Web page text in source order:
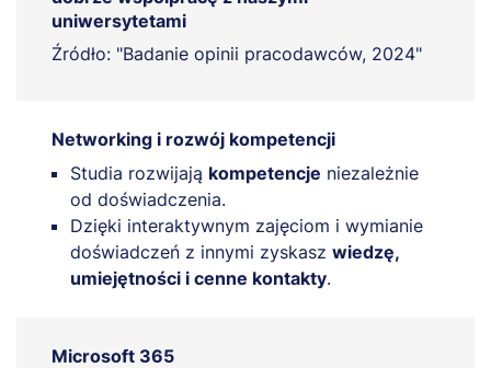
uniwersytetami
Źródło: "Badanie opinii pracodawców, 2024"
Networking i rozwój kompetencji
Studia rozwijają kompetencje niezależnie
od doświadczenia.
Dzięki interaktywnym zajęciom i wymianie
doświadczeń z innymi zyskasz wiedzę,
umiejętności i cenne kontakty.
Microsoft 365